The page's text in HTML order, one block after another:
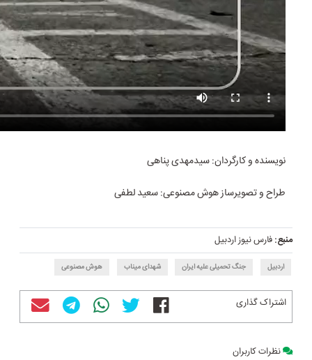
نویسنده و کارگردان: سیدمهدی پناهی
طراح و تصویرساز هوش مصنوعی: سعید لطفی
منبع:فارس نیوز اردبیل
اردبیل جنگ تحمیلی علیه ایران شهدای میناب هوش مصنوعی
اشتراک گذاری
نظرات کاربران